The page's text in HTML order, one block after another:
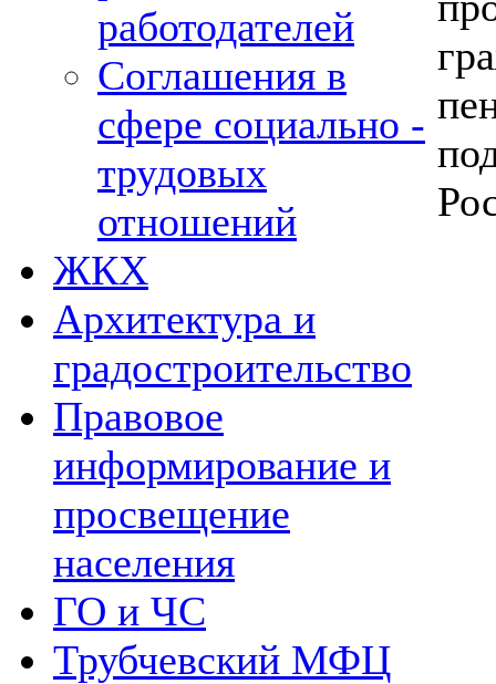
работодателей
Соглашения в
сфере социально -
трудовых
отношений
ЖКХ
Архитектура и
градостроительство
Правовое
информирование и
просвещение
населения
ГО и ЧС
Трубчевский МФЦ